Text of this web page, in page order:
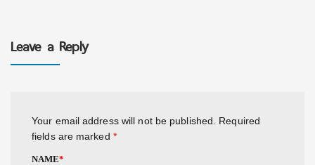
Leave a Reply
Your email address will not be published.
Required
fields are marked *
NAME*